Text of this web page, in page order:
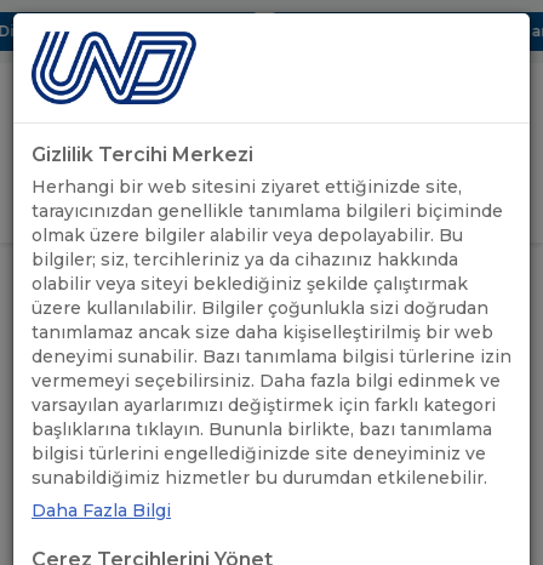
UBAK Bölümü Hakkında UND, Yunanistan Vize
Uluslararası Nakliyeciler Derneği
GİRİŞ YAP
ANASAYFA /
UND'DEN
HABERLER
/ UND VE LODER ARASINDA İŞ
BİRLİĞİ PROTOKOLÜ İMZALANDI
UND VE LODER ARASINDA
İŞ BİRLİĞİ PROTOKOLÜ
İMZALANDI
02.06.2022
Gizlilik Tercihi Merkezi
Herhangi bir web sitesini ziyaret ettiğinizde site,
tarayıcınızdan genellikle tanımlama bilgileri biçiminde
olmak üzere bilgiler alabilir veya depolayabilir. Bu
bilgiler; siz, tercihleriniz ya da cihazınız hakkında
olabilir veya siteyi beklediğiniz şekilde çalıştırmak
üzere kullanılabilir. Bilgiler çoğunlukla sizi doğrudan
tanımlamaz ancak size daha kişiselleştirilmiş bir web
deneyimi sunabilir. Bazı tanımlama bilgisi türlerine izin
vermemeyi seçebilirsiniz. Daha fazla bilgi edinmek ve
varsayılan ayarlarımızı değiştirmek için farklı kategori
başlıklarına tıklayın. Bununla birlikte, bazı tanımlama
bilgisi türlerini engellediğinizde site deneyiminiz ve
sunabildiğimiz hizmetler bu durumdan etkilenebilir.
Daha Fazla Bilgi
Çerez Tercihlerini Yönet